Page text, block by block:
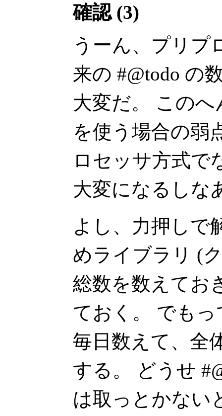
確認 (3)
うーん、プリプ
来の #@todo の
大変だ。 この
を使う場合の弱
ロセッサ方式で
大変になるしな
よし、力押しで
めライブラリ (
総数を数えてお
ておく。 でもっ
毎日数えて、全
する。 どうせ
は取っとかない